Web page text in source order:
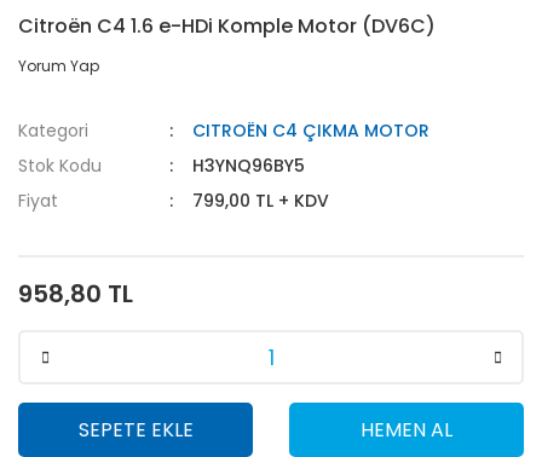
Citroën C4 1.6 e-HDi Komple Motor (DV6C)
Yorum Yap
Kategori
CITROËN C4 ÇIKMA MOTOR
Stok Kodu
H3YNQ96BY5
Fiyat
799,00 TL + KDV
958,80 TL
SEPETE EKLE HEMEN AL